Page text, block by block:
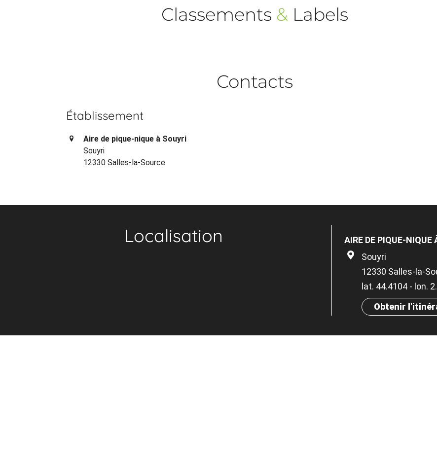
Classements & Labels
Contacts
Établissement
Aire de pique-nique à Souyri
Souyri
12330 Salles-la-Source
Localisation
AIRE DE PIQUE-NIQUE
Souyri
12330 Salles-la-
lat. 44.4104 - lon.
Obtenir